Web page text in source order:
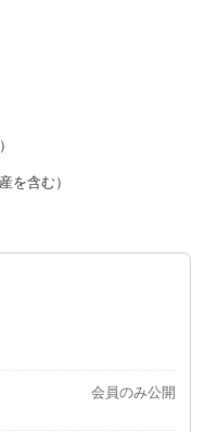
を含む）
会員のみ公開